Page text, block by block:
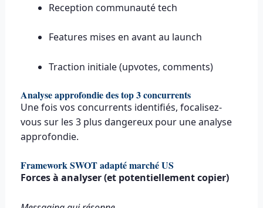
Reception communauté tech
Features mises en avant au launch
Traction initiale (upvotes, comments)
Analyse approfondie des top 3 concurrents
Une fois vos concurrents identifiés, focalisez-
vous sur les 3 plus dangereux pour une analyse
approfondie.
Framework SWOT adapté marché US
Forces à analyser (et potentiellement copier)